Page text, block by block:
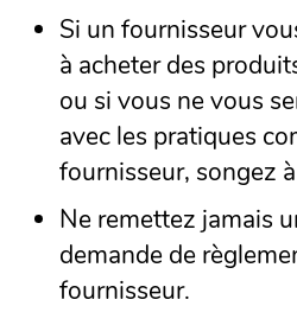
Si un fournisseur
à acheter des
ou si vous ne vous
avec les pratiques
fournisseur, songez
Ne remettez jamais
demande de
fournisseur.